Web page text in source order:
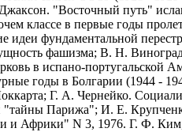
"Восточный путь"
классе в первые годы
идеи фундаментальной
фашизма; В. Н.
в испано-
годы в Болгарии (1944 -
Г. А. Чернейко.
Парижа"; И. Е.
и Африки" N 3, 1976. Г. Ф.